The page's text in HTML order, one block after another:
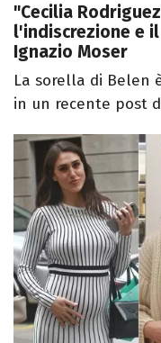
"Cecilia
l'indiscrezione e
Ignazio Moser
La sorella di Belen
in un recente post